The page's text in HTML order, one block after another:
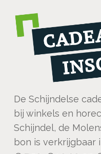
De Schijndelse
bij winkels en
Schijndel, de
bon is verkrijgbaar